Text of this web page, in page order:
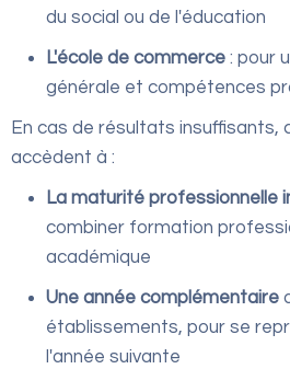
du social ou de l'éducation
L'école de commerce : pour
générale et compétences
En cas de résultats insuffisants,
accèdent à :
La maturité professionnelle
combiner formation
académique
Une année complémentaire
établissements, pour se
l'année suivante